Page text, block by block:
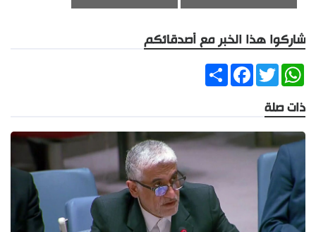
شاركوا هذا الخبر مع أصدقائكم
ShareFacebookTwitter
WhatsApp
ذات صلة